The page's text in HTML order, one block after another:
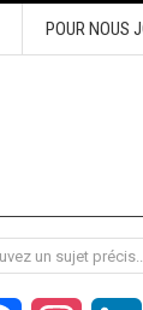
POUR NOUS